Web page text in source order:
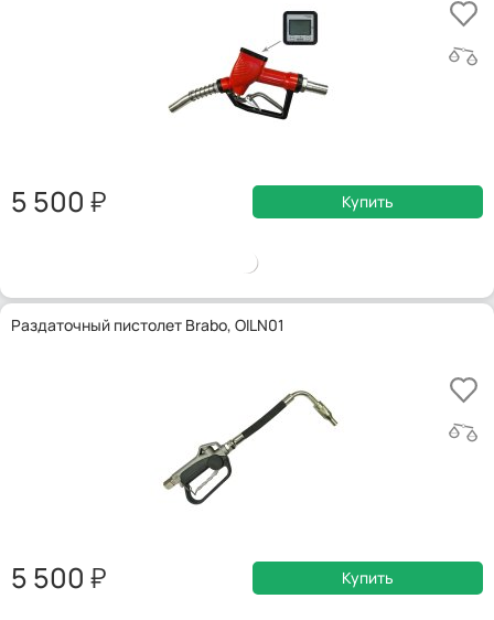
5 500 Купить
Раздаточный пистолет Brabo, OILN01
5 500 Купить